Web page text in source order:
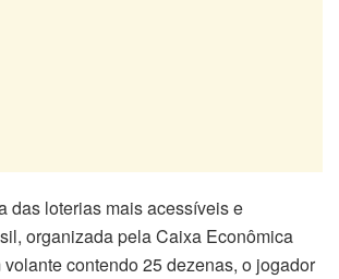
das loterias mais acessíveis e
organizada pela Caixa Econômica
contendo 25 dezenas, o jogador